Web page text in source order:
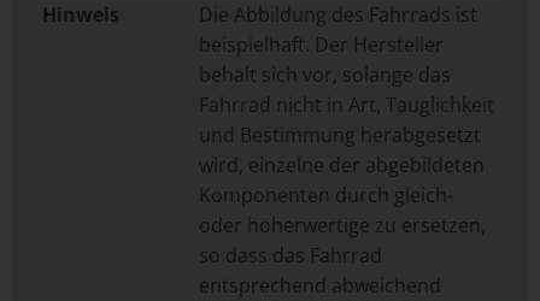
Hinweis
Die Abbildung des Fahrrads ist
beispielhaft. Der Hersteller
behält sich vor, solange das
Fahrrad nicht in Art, Tauglichkeit
und Bestimmung herabgesetzt
wird, einzelne der abgebildeten
Komponenten durch gleich-
oder höherwertige zu ersetzen,
so dass das Fahrrad
entsprechend abweichend